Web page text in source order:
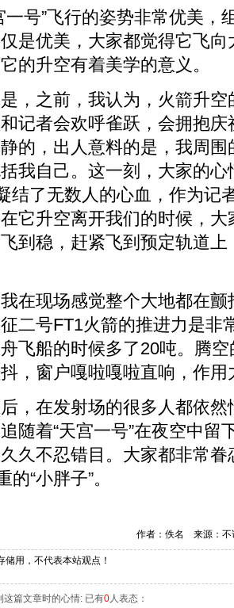
一号”飞行的姿势非常优美，
是优美，大家都觉得它飞
的升空有着美学的意义。
，之前，我认为，火箭升
记者会欢呼雀跃，会拥抱
的，出人意料的是，我周
我自己。这一刻，大家的
结了无数人的心血，作为记
它升空离开我们的时候，
到稳，赶紧飞到预定轨道
在现场感觉整个大地都在
二号FT1火箭的推进力是非
飞船的时候多了20吨。腾
，窗户嘎啦嘎啦直响，作用
，在发射场的很多人都依
随着“天宫一号”在夜空中留
久不忍错目。大家都非常眷
的“小胖子”。
作者：佚名 来源：
用，不代表本站观点！
这篇文章时的心情: 已有0人表态：